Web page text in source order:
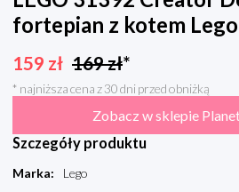
fortepian z kotem Lego
159 zł 169zł*
* najniższa cena z 30 dni przed obniżką
Zobacz w sklepie
Szczegóły produktu
Marka:
Lego